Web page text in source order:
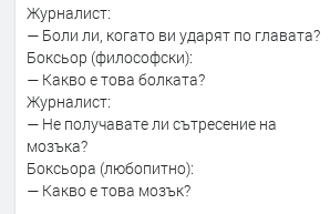
Журналист:
— Боли ли, когато ви ударят по главата?
Боксьор (философски):
— Какво е това болката?
Журналист:
— Не получавате ли сътресение на
мозъка?
Боксьора (любопитно):
— Какво е това мозък?